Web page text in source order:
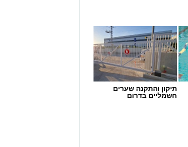
תיקון והתקנה שערים
חשמליים בדרום